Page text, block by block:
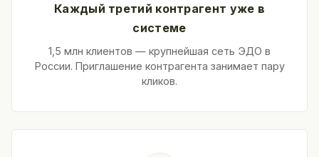
Каждый третий контрагент уже в
системе
1,5 млн клиентов — крупнейшая сеть ЭДО в
России. Приглашение контрагента занимает пару
кликов.